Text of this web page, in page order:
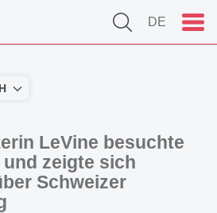
DE
LeVine besuchte
und zeigte sich
Schweizer